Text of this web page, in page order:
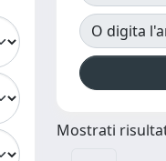
O digita
Mostrati